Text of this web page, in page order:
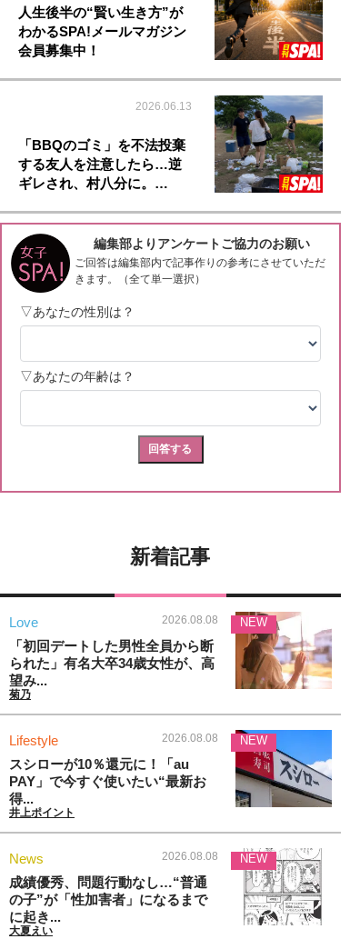
人生後半の“賢い生き方”が
わかるSPA!メールマガジン
会員募集中！
2026.06.13
「BBQのゴミ」を不法投棄
する友人を注意したら…逆
ギレされ、村八分に。…
新着記事
Love 2026.08.08
「初回デートした男性全員から断
られた」有名大卒34歳女性が、高
望み...
菊乃
NEW
Lifestyle 2026.08.08
スシローが10％還元に！「au
PAY」で今すぐ使いたい“最新お
得...
井上ポイント
NEW
News 2026.08.08
成績優秀、問題行動なし…“普通
の子”が「性加害者」になるまで
に起き...
大夏えい
NEW